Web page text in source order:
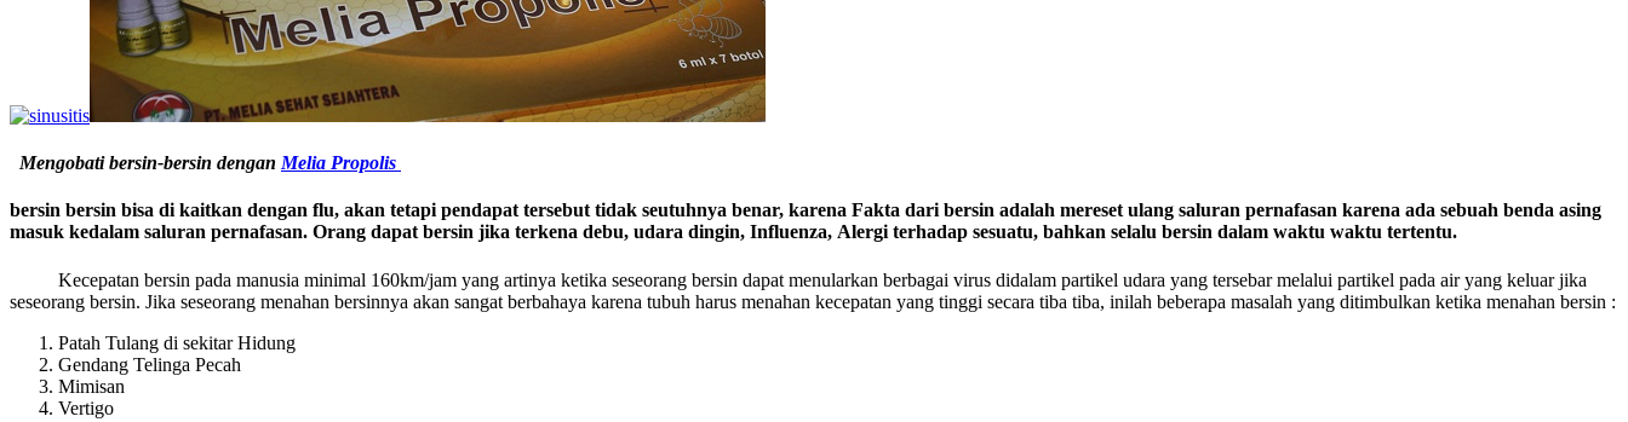
Mengobati bersin-bersin dengan Melia Propolis
bersin bersin bisa di kaitkan dengan flu, akan tetapi pendapat tersebut tidak seutuhnya benar, karena Fakta dari bersin adalah mereset ulang saluran pernafasan karena ada sebuah benda asing
masuk kedalam saluran pernafasan. Orang dapat bersin jika terkena debu, udara dingin, Influenza, Alergi terhadap sesuatu, bahkan selalu bersin dalam waktu waktu tertentu.
Kecepatan bersin pada manusia minimal 160km/jam yang artinya ketika seseorang bersin dapat menularkan berbagai virus didalam partikel udara yang tersebar melalui partikel pada air yang keluar jika
seseorang bersin. Jika seseorang menahan bersinnya akan sangat berbahaya karena tubuh harus menahan kecepatan yang tinggi secara tiba tiba, inilah beberapa masalah yang ditimbulkan ketika menahan bersin :
Patah Tulang di sekitar Hidung
Gendang Telinga Pecah
Mimisan
Vertigo